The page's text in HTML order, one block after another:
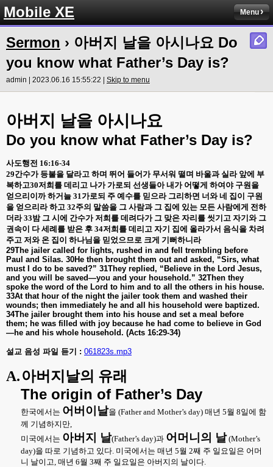
Mobile XE Menu
Sermon › 아버지 날을 아시나요 Do
you know what Father’s Day is?
admin | 2023.06.16 15:55:22 | Skip to menu
아버지 날을 아시나요
Do you know what Father’s Day is?
사도행전 16:16-34
29간수가 등불을 달라고 하며 뛰어 들어가 무서워 떨며 바울과 실라 앞에 부
복하고30저희를 데리고 나가 가로되 선생들아 내가 어떻게 하여야 구원을
얻으리이까 하거늘 31가로되 주 예수를 믿으라 그리하면 너와 네 집이 구원
을 얻으리라 하고 32주의 말씀을 그 사람과 그 집에 있는 모든 사람에게 전하
더라33밤 그 시에 간수가 저희를 데려다가 그 맞은 자리를 씻기고 자기와 그
권속이 다 세례를 받은 후 34저희를 데리고 자기 집에 올라가서 음식을 차려
주고 저와 온 집이 하나님을 믿었으므로 크게 기뻐하니라
29The jailer called for lights, rushed in and fell trembling before
Paul and Silas. 30He then brought them out and asked, “Sirs, what
must I do to be saved?” 31They replied, “Believe in the Lord Jesus,
and you will be saved—you and your household.” 32Then they
spoke the word of the Lord to him and to all the others in his house.
33At that hour of the night the jailer took them and washed their
wounds; then immediately he and all his household were baptized.
34The jailer brought them into his house and set a meal before
them; he was filled with joy because he had come to believe in God
—he and his whole household. (Acts 16:29-34)
설교 음성 파일 듣기 : 061823s.mp3
A.아버지날의 유래
The origin of Father’s Day
한국에서는 어버이날을 (Father and Mother’s day) 매년 5월 8일에 함
께 기념하지만,
미국에서는 아버지 날(Father’s day)과 어머니의 날 (Mother’s
day)을 따로 기념하고 있다. 미국에서는 매년 5월 2째 주 일요일은 어머
니 날이고, 매년 6월 3째 주 일요일은 아버지의 날이다.